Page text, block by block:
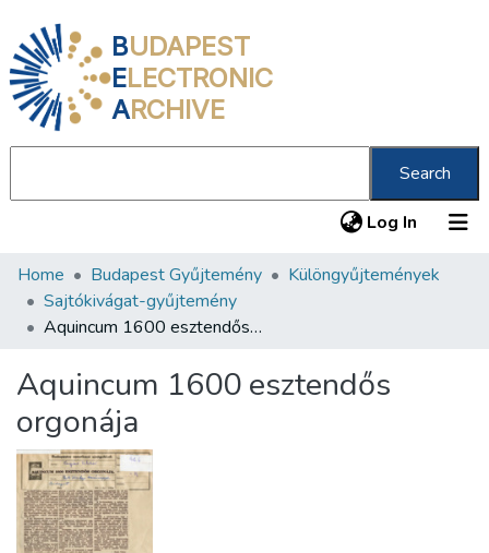
BUDAPEST
ELECTRONIC
ARCHIVE
Search
Log In (current)
Communities & Collections
All of DSpace
About us
Home Budapest Gyűjtemény
Különgyűjtemények
Sajtókivágat-gyűjtemény
Aquincum 1600 esztendős orgonája
Aquincum 1600 esztendős
orgonája